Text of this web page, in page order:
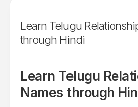
Learn Telugu
through Hindi
Learn Telugu
Names through